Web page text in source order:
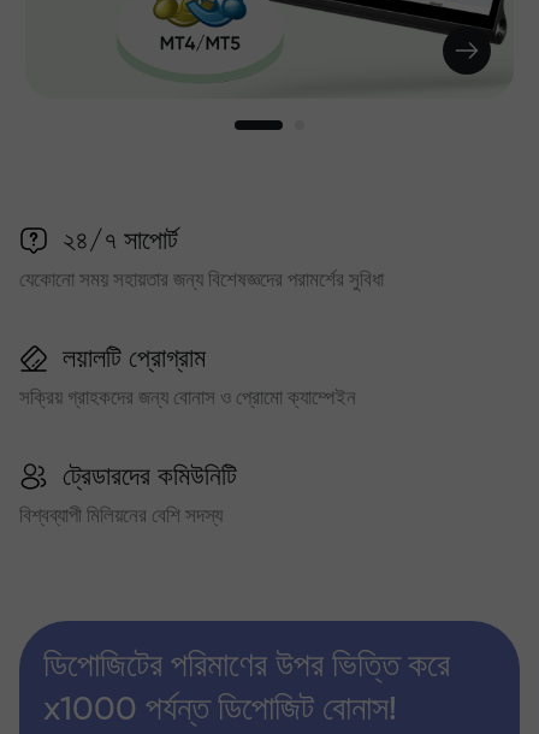
২৪/৭ সাপোর্ট
যেকোনো সময় সহায়তার জন্য বিশেষজ্ঞদের পরামর্শের সুবিধা
লয়ালটি প্রোগ্রাম
সক্রিয় গ্রাহকদের জন্য বোনাস ও প্রোমো ক্যাম্পেইন
ট্রেডারদের কমিউনিটি
বিশ্বব্যাপী মিলিয়নের বেশি সদস্য
ডিপোজিটের পরিমাণের উপর ভিত্তি করে
x1000 পর্যন্ত ডিপোজিট বোনাস!